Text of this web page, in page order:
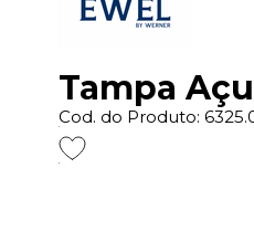
Tampa
Cod. do Produto: